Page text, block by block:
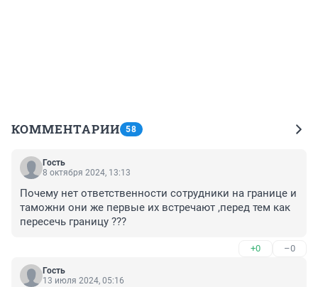
КОММЕНТАРИИ 58
Гость
8 октября 2024, 13:13
Почему нет ответственности сотрудники на границе и
таможни они же первые их встречают ,перед тем как
пересечь границу ???
+0 –0
Гость
13 июля 2024, 05:16